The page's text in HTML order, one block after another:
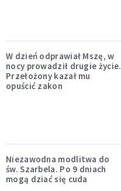
W dzień odprawiał Mszę, w
nocy prowadził drugie życie.
Przełożony kazał mu
opuścić zakon
Niezawodna modlitwa do
św. Szarbela. Po 9 dniach
mogą dziać się cuda